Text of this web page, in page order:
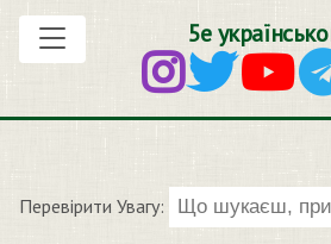
5е
Перевірити Увагу: